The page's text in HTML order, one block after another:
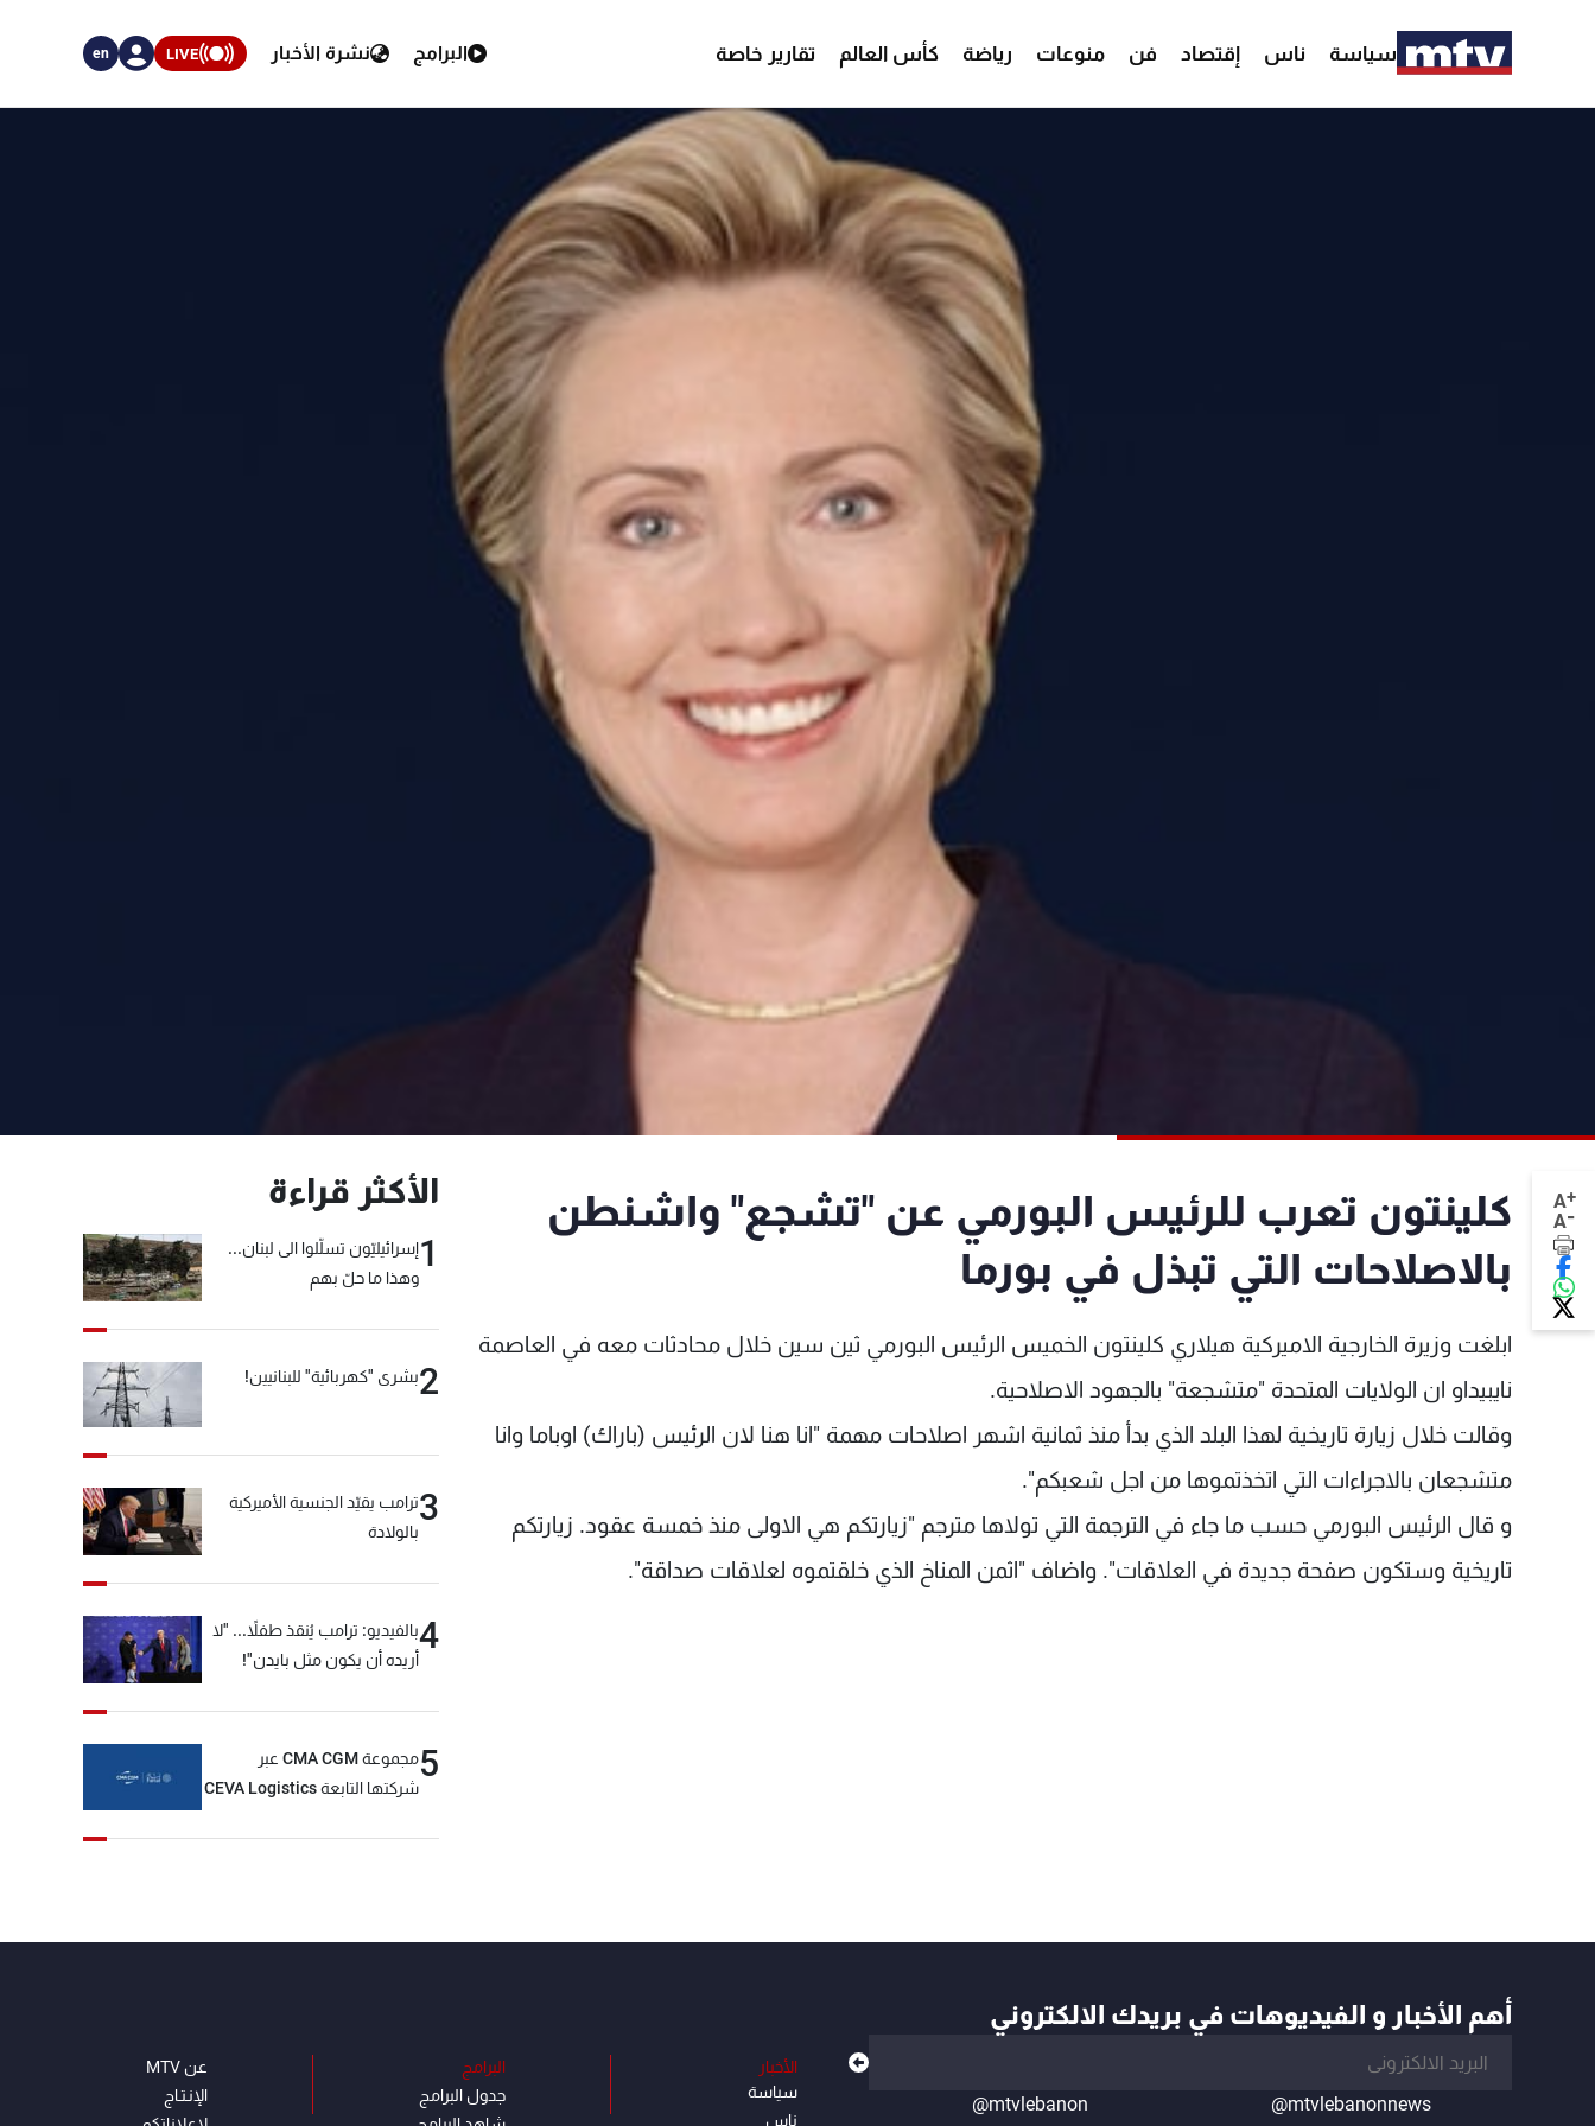
سياسة ناس إقتصاد فن منوعات رياضة كأس العالم تقارير خاصة البرامج نشرة الأخبار LIVE
en
A+
A-
كلينتون تعرب للرئيس البورمي عن "تشجع" واشنطن
بالاصلاحات التي تبذل في بورما
ابلغت وزيرة الخارجية الاميركية هيلاري كلينتون الخميس الرئيس البورمي ثين سين خلال محادثات معه في العاصمة
نايبيداو ان الولايات المتحدة "متشجعة" بالجهود الاصلاحية.
وقالت خلال زيارة تاريخية لهذا البلد الذي بدأ منذ ثمانية اشهر اصلاحات مهمة "انا هنا لان الرئيس (باراك) اوباما وانا
متشجعان بالاجراءات التي اتخذتموها من اجل شعبكم".
و قال الرئيس البورمي حسب ما جاء في الترجمة التي تولاها مترجم "زيارتكم هي الاولى منذ خمسة عقود. زيارتكم
تاريخية وستكون صفحة جديدة في العلاقات". واضاف "اثمن المناخ الذي خلقتموه لعلاقات صداقة".
الأكثر قراءة
1إسرائيليّون تسلّلوا الى لبنان...
وهذا ما حلّ بهم
2بشرى "كهربائية" للبنانيين!
3ترامب يقيّد الجنسية الأميركية
بالولادة
4بالفيديو: ترامب يُنقذ طفلاً... "لا
أريده أن يكون مثل بايدن"!
5
مجموعة CMA CGM عبر
شركتها التابعة CEVA Logistics
أهم الأخبار و الفيديوهات في بريدك الالكتروني
@mtvlebanonnews
@mtvlebanon
الأخبار
سياسة
ناس
البرامج
جدول البرامج
عن MTV
الإنـتـاج